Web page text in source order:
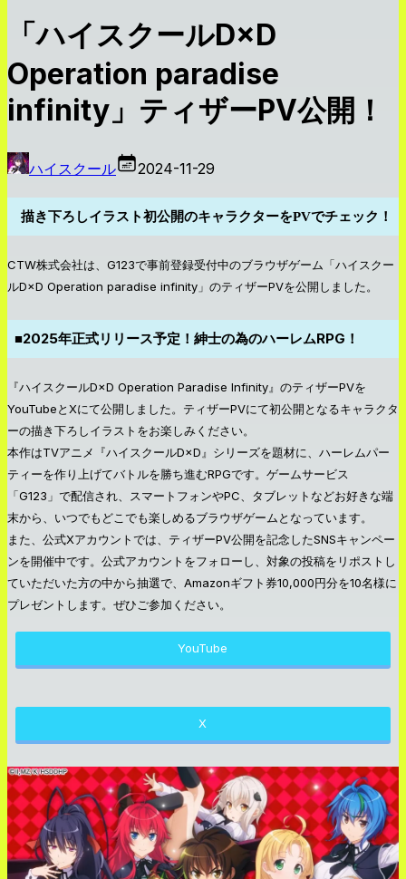
「ハイスクールD×D
Operation paradise
infinity」ティザーPV公開！
ハイスクール 2024-11-29
描き下ろしイラスト初公開のキャラクターをPVでチェック！
CTW株式会社は、G123で事前登録受付中のブラウザゲーム「ハイスクー
ルD×D Operation paradise infinity」のティザーPVを公開しました。
■2025年正式リリース予定！紳士の為のハーレムRPG！
『ハイスクールD×D Operation Paradise Infinity』のティザーPVを
YouTubeとXにて公開しました。ティザーPVにて初公開となるキャラクタ
ーの描き下ろしイラストをお楽しみください。
本作はTVアニメ『ハイスクールD×D』シリーズを題材に、ハーレムパー
ティーを作り上げてバトルを勝ち進むRPGです。ゲームサービス
「G123」で配信され、スマートフォンやPC、タブレットなどお好きな端
末から、いつでもどこでも楽しめるブラウザゲームとなっています。
また、公式Xアカウントでは、ティザーPV公開を記念したSNSキャンペー
ンを開催中です。公式アカウントをフォローし、対象の投稿をリポストし
ていただいた方の中から抽選で、Amazonギフト券10,000円分を10名様に
プレゼントします。ぜひご参加ください。
YouTube
X